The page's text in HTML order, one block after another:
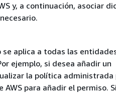
y, a continuación, asociar
aplica a todas las
ejemplo, si desea añadir un
la política administrada
para añadir el permiso. Si